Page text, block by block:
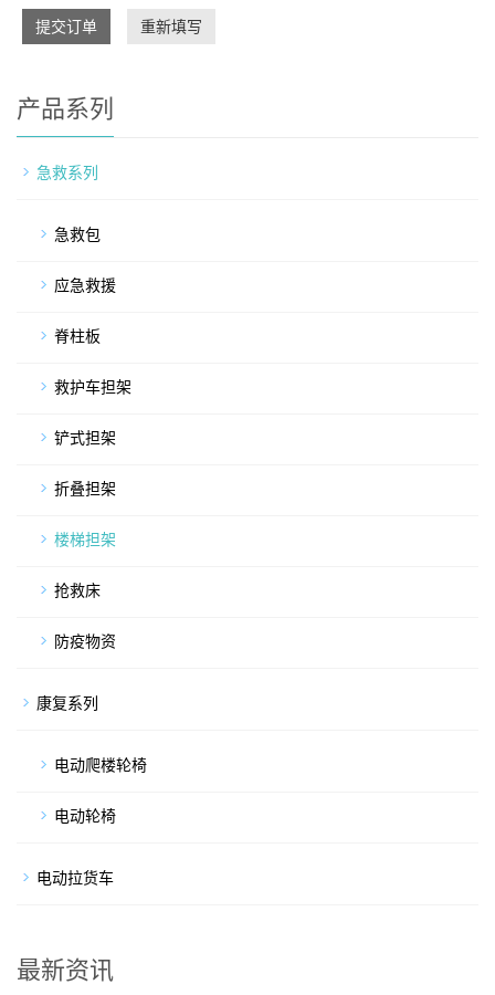
提交订单 重新填写
产品系列
急救系列
急救包
应急救援
脊柱板
救护车担架
铲式担架
折叠担架
楼梯担架
抢救床
防疫物资
康复系列
电动爬楼轮椅
电动轮椅
电动拉货车
最新资讯